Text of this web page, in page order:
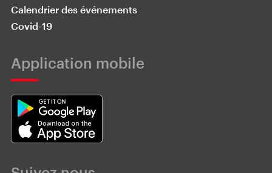
Calendrier des événements
Covid-19
Application mobile